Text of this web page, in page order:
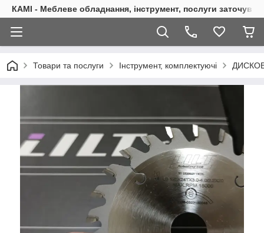
КАМІ - Меблеве обладнання, інструмент, послуги
Товари та послуги Інструмент, комплектуючі